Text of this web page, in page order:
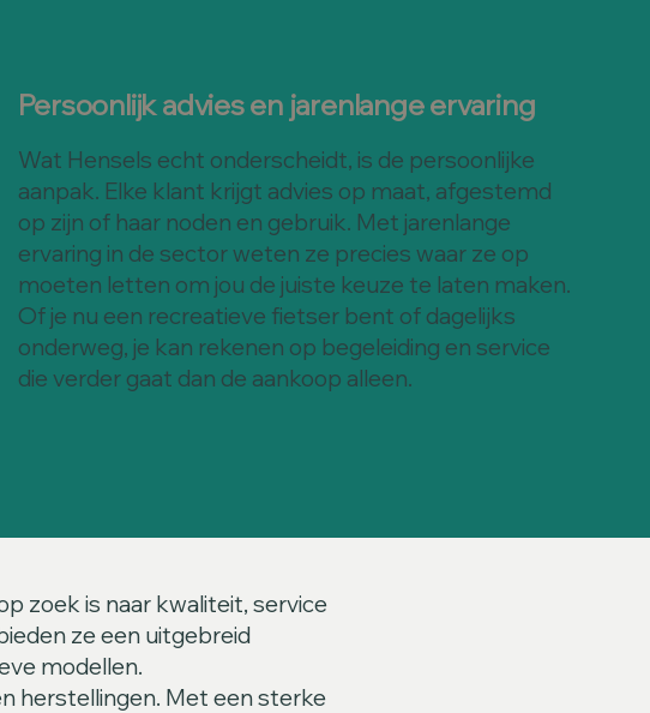
Persoonlijk advies en jarenlange ervaring
Wat Hensels echt onderscheidt, is de persoonlijke
aanpak. Elke klant krijgt advies op maat, afgestemd
op zijn of haar noden en gebruik. Met jarenlange
ervaring in de sector weten ze precies waar ze op
moeten letten om jou de juiste keuze te laten maken.
Of je nu een recreatieve fietser bent of dagelijks
onderweg, je kan rekenen op begeleiding en service
die verder gaat dan de aankoop alleen.
zoek is naar kwaliteit, service
ze een uitgebreid
modellen.
herstellingen. Met een sterke